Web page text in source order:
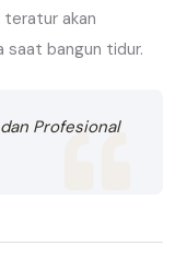
teratur akan
saat bangun tidur.
Profesional